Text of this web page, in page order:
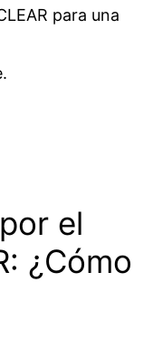
para una
el
¿Cómo